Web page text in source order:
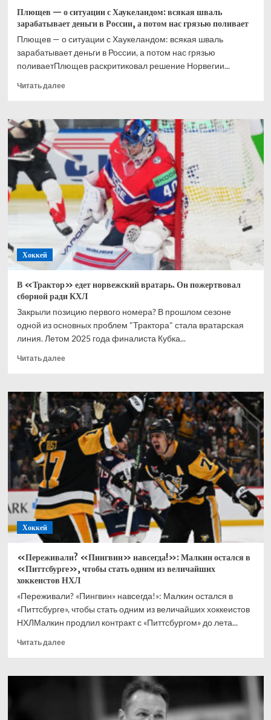
Плющев — о ситуации с Хаукеландом: всякая шваль
зарабатывает деньги в России, а потом нас грязью поливает
Плющев — о ситуации с Хаукеландом: всякая шваль
зарабатывает деньги в России, а потом нас грязью
поливаетПлющев раскритиковал решение Норвегии...
Читать далееПрочитать
Плющев
—
о
ситуации
с
Хаукеландом:
всякая
шваль
зарабатывает
деньги
в
России,
а
потом
грязью
поливает
Хоккей
В «Трактор» едет норвежский вратарь. Он пожертвовал
сборной ради КХЛ
Закрыли позицию первого номера? В прошлом сезоне
одной из основных проблем "Трактора" стала вратарская
линия. Летом 2025 года финалиста Кубка...
Читать далееПрочитать
В
«Трактор»
едет
норвежский
вратарь.
Он
пожертвовал
КХЛ
Хоккей
«Переживали? «Пингвин» навсегда!»: Малкин остался в
«Питтсбурге», чтобы стать одним из величайших
хоккеистов НХЛ
«Переживали? «Пингвин» навсегда!»: Малкин остался в
«Питтсбурге», чтобы стать одним из величайших хоккеистов
НХЛМалкин продлил контракт с «Питтсбургом» до лета...
Читать далееПрочитать
«Переживали?